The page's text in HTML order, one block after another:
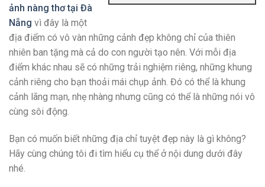
ảnh nàng thơ tại Đà
Nẵng vì đây là một
địa điểm có vô vàn những cảnh đẹp không chỉ của thiên
nhiên ban tặng mà cả do con người tạo nên. Với mỗi địa
điểm khác nhau sẽ có những trải nghiệm riêng, những khung
cảnh riêng cho bạn thoải mái chụp ảnh. Đó có thể là khung
cảnh lãng mạn, nhẹ nhàng nhưng cũng có thể là những nói vô
cùng sôi động.
Bạn có muốn biết những địa chỉ tuyệt đẹp này là gì không?
Hãy cùng chúng tôi đi tìm hiểu cụ thể ở nội dung dưới đây
nhé.